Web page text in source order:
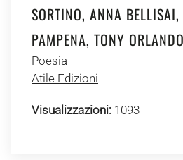
SORTINO, ANNA BELLISAI,
PAMPENA, TONY
Poesia
Atile Edizioni
Visualizzazioni: 1093